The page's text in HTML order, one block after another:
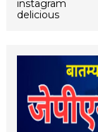
instagram
delicious